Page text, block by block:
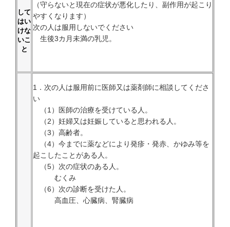
して
はい
けな
いこ
と
（守らないと現在の症状が悪化したり、副作用が起こり
やすくなります）
次の人は服用しないでください
生後3カ月未満の乳児。
1．次の人は服用前に医師又は薬剤師に相談してくださ
い
（1）医師の治療を受けている人。
（2）妊婦又は妊娠していると思われる人。
（3）高齢者。
（4）今までに薬などにより発疹・発赤、かゆみ等を
起こしたことがある人。
（5）次の症状のある人。
むくみ
（6）次の診断を受けた人。
高血圧、心臓病、腎臓病